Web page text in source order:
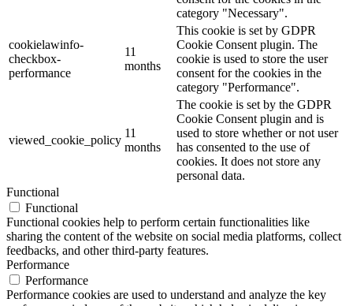
category "Necessary".
cookielawinfo-
checkbox-
performance
11
months
This cookie is set by GDPR
Cookie Consent plugin. The
cookie is used to store the user
consent for the cookies in the
category "Performance".
viewed_cookie_policy
11
months
The cookie is set by the GDPR
Cookie Consent plugin and is
used to store whether or not user
has consented to the use of
cookies. It does not store any
personal data.
Functional
Functional
Functional cookies help to perform certain functionalities like
sharing the content of the website on social media platforms, collect
feedbacks, and other third-party features.
Performance
Performance
Performance cookies are used to understand and analyze the key